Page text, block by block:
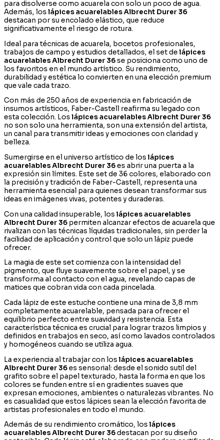
para disolverse como acuarela con solo un poco de agua.
Además, los lápices acuarelables Albrecht Durer 36
destacan por su encolado elástico, que reduce
significativamente el riesgo de rotura.
Ideal para técnicas de acuarela, bocetos profesionales,
trabajos de campo y estudios detallados, el set de lápices
acuarelables Albrecht Durer 36se posiciona como uno de
los favoritos en el mundo artístico. Su rendimiento,
durabilidad y estética lo convierten en una elección premium
que vale cada trazo.
Con más de 250 años de experiencia en fabricación de
insumos artísticos, Faber-Castell reafirma su legado con
esta colección. Los lápices acuarelables Albrecht Durer 36
no son solo una herramienta, son una extensión del artista,
un canal para transmitir ideas y emociones con claridad y
belleza.
Sumergirse en el universo artístico de los lápices
acuarelables Albrecht Durer 36es abrir una puerta a la
expresión sin límites. Este set de 36 colores, elaborado con
la precisión y tradición de Faber-Castell, representa una
herramienta esencial para quienes desean transformar sus
ideas en imágenes vivas, potentes y duraderas.
Con una calidad insuperable, los lápices acuarelables
Albrecht Durer 36 permiten alcanzar efectos de acuarela que
rivalizan con las técnicas líquidas tradicionales, sin perder la
facilidad de aplicación y control que solo un lápiz puede
ofrecer.
La magia de este set comienza con la intensidad del
pigmento, que fluye suavemente sobre el papel, y se
transforma al contacto con el agua, revelando capas de
matices que cobran vida con cada pincelada.
Cada lápiz de este estuche contiene una mina de 3,8 mm
completamente acuarelable, pensada para ofrecer el
equilibrio perfecto entre suavidad y resistencia. Esta
característica técnica es crucial para lograr trazos limpios y
definidos en trabajos en seco, así como lavados controlados
y homogéneos cuando se utiliza agua.
La experiencia al trabajar con los lápices acuarelables
Albrecht Durer 36es sensorial: desde el sonido sutil del
grafito sobre el papel texturado, hasta la forma en que los
colores se funden entre sí en gradientes suaves que
expresan emociones, ambientes o naturalezas vibrantes. No
es casualidad que estos lápices sean la elección favorita de
artistas profesionales en todo el mundo.
Además de su rendimiento cromático, los lápices
acuarelables Albrecht Durer 36destacan por su diseño